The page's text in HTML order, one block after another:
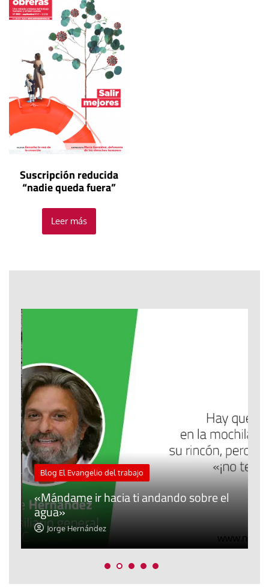
Suscripción reducida
“nadie queda fuera”
Leer más
Blog El Evangelio del trabajo
«Mándame ir hacia ti andando sobre el
agua»
Jorge Hernández